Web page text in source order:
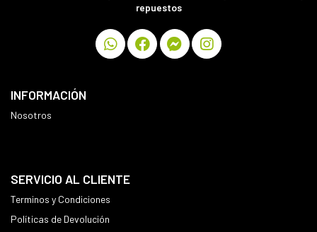
repuestos
INFORMACIÓN
Nosotros
SERVICIO AL CLIENTE
Terminos y Condiciones
Políticas de Devolución